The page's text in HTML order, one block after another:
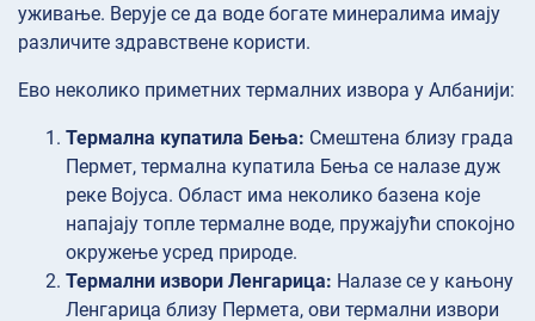
уживање. Верује се да воде богате минералима имају
различите здравствене користи.
Ево неколико приметних термалних извора у Албанији:
Термална купатила Бења: Смештена близу града
Пермет, термална купатила Бења се налазе дуж
реке Војуса. Област има неколико базена које
напајају топле термалне воде, пружајући спокојно
окружење усред природе.
Термални извори Ленгарица: Налазе се у кањону
Ленгарица близу Пермета, ови термални извори